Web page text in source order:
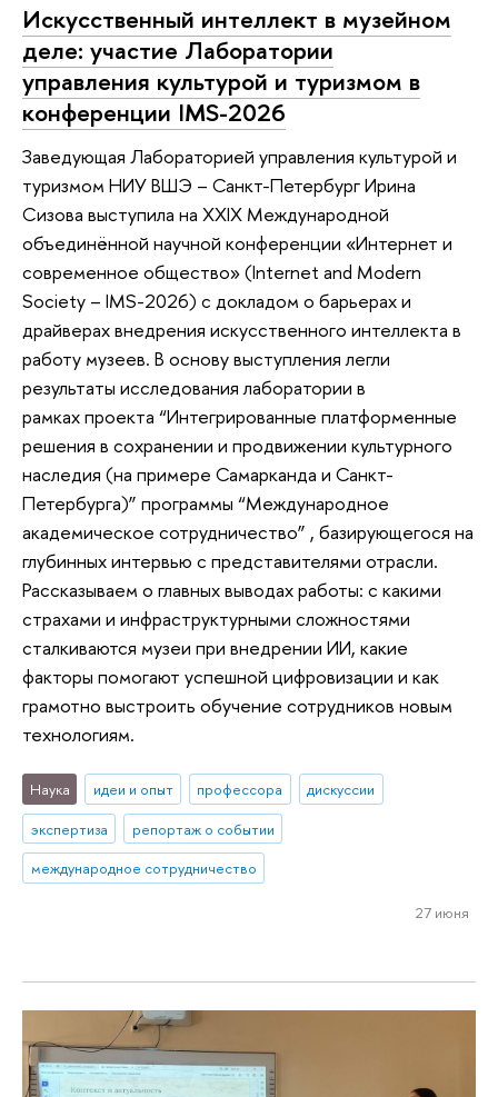
Искусственный интеллект в музейном
деле: участие Лаборатории
управления культурой и туризмом в
конференции IMS-2026
Заведующая Лабораторией управления культурой и
туризмом НИУ ВШЭ – Санкт-Петербург Ирина
Сизова выступила на XXIX Международной
объединённой научной конференции «Интернет и
современное общество» (Internet and Modern
Society – IMS-2026) с докладом о барьерах и
драйверах внедрения искусственного интеллекта в
работу музеев. В основу выступления легли
результаты исследования лаборатории в
рамках проекта “Интегрированные платформенные
решения в сохранении и продвижении культурного
наследия (на примере Самарканда и Санкт-
Петербурга)” программы “Международное
академическое сотрудничество” , базирующегося на
глубинных интервью с представителями отрасли.
Рассказываем о главных выводах работы: с какими
страхами и инфраструктурными сложностями
сталкиваются музеи при внедрении ИИ, какие
факторы помогают успешной цифровизации и как
грамотно выстроить обучение сотрудников новым
технологиям.
Наука идеи и опыт профессора
дискуссии
экспертиза
репортаж о событии
международное сотрудничество
27 июня